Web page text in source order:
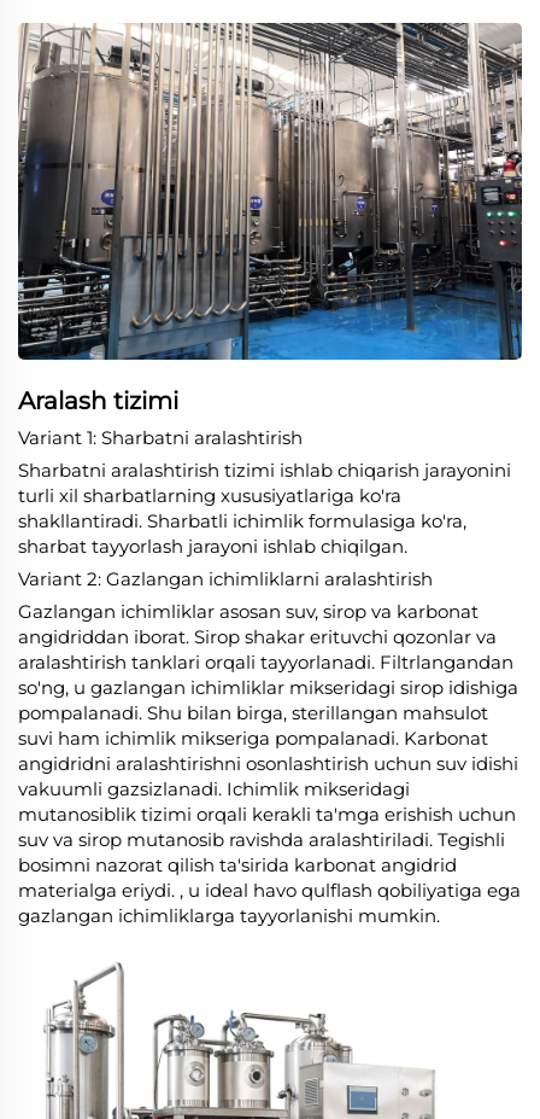
Aralash tizimi
Variant 1: Sharbatni aralashtirish
Sharbatni aralashtirish tizimi ishlab chiqarish jarayonini
turli xil sharbatlarning xususiyatlariga ko'ra
shakllantiradi. Sharbatli ichimlik formulasiga ko'ra,
sharbat tayyorlash jarayoni ishlab chiqilgan.
Variant 2: Gazlangan ichimliklarni aralashtirish
Gazlangan ichimliklar asosan suv, sirop va karbonat
angidriddan iborat. Sirop shakar erituvchi qozonlar va
aralashtirish tanklari orqali tayyorlanadi. Filtrlangandan
so'ng, u gazlangan ichimliklar mikseridagi sirop idishiga
pompalanadi. Shu bilan birga, sterillangan mahsulot
suvi ham ichimlik mikseriga pompalanadi. Karbonat
angidridni aralashtirishni osonlashtirish uchun suv idishi
vakuumli gazsizlanadi. Ichimlik mikseridagi
mutanosiblik tizimi orqali kerakli ta'mga erishish uchun
suv va sirop mutanosib ravishda aralashtiriladi. Tegishli
bosimni nazorat qilish ta'sirida karbonat angidrid
materialga eriydi. , u ideal havo qulflash qobiliyatiga ega
gazlangan ichimliklarga tayyorlanishi mumkin.